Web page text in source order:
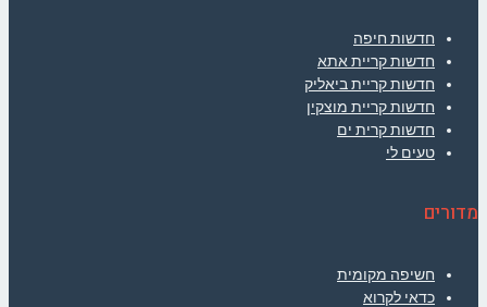
חדשות חיפה
חדשות קריית אתא
חדשות קריית ביאליק
חדשות קריית מוצקין
חדשות קרית ים
טעים לי
מדורים
חשיפה מקומית
כדאי לקרוא